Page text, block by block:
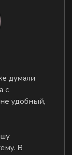
думали
с
удобный,
В